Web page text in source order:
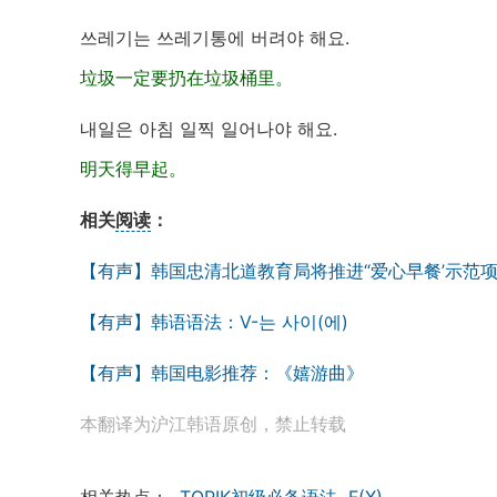
쓰레기는 쓰레기통에 버려야 해요.
垃圾一定要扔在垃圾桶里。
내일은 아침 일찍 일어나야 해요.
明天得早起。
相关阅读 ：
【有声】韩国忠清北道教育局将推进“爱心早餐’示范
【有声】韩语语法：V-는 사이(에)
【有声】韩国电影推荐：《嬉游曲》
本翻译为沪江韩语原创，禁止转载